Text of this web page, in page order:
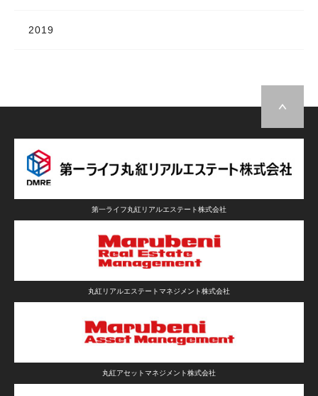
2019
第一ライフ丸紅リアルエステート株式会社
丸紅リアルエステートマネジメント株式会社
丸紅アセットマネジメント株式会社